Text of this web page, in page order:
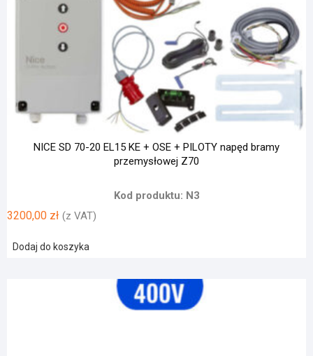
NICE SD 70-20 EL15 KE + OSE + PILOTY napęd bramy
przemysłowej Z70
Kod produktu: N3
3200,00 zł (z VAT)
Dodaj do koszyka